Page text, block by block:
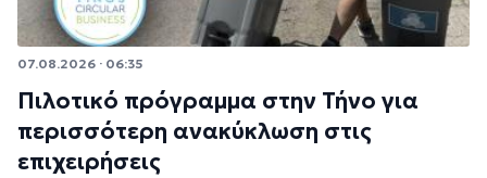
07.08.2026 · 06:35
Πιλοτικό πρόγραμμα στην Τήνο για
περισσότερη ανακύκλωση στις
επιχειρήσεις